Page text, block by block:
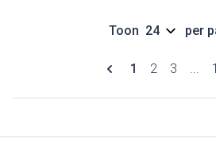
U lees
1 Pagina
2 Pagina
3 ...
Toon per